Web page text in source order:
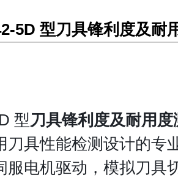
5D 型刀具锋利度及耐
型刀具锋利度及耐用
刀具性能检测设计的专
服电机驱动，模拟刀具